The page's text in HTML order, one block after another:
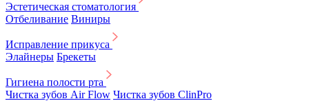
Эстетическая стоматология
Отбеливание Виниры
Исправление прикуса
Элайнеры Брекеты
Гигиена полости рта
Чистка зубов Air Flow Чистка зубов ClinPro